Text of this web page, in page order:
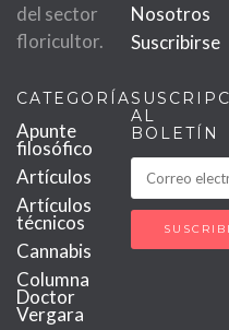
del sector
floricultor.
Nosotros
Suscribirse
CATEGORÍAS
Apunte
filosófico
Artículos
Artículos
técnicos
Cannabis
Columna
Doctor
Vergara
AL
BOLETÍN